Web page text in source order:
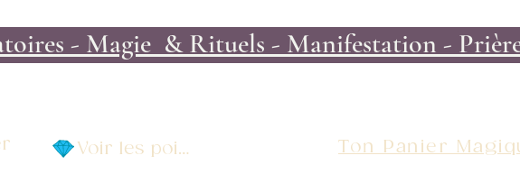
- Magie & Rituels - Manifestation -
Voir les points Ton Panier